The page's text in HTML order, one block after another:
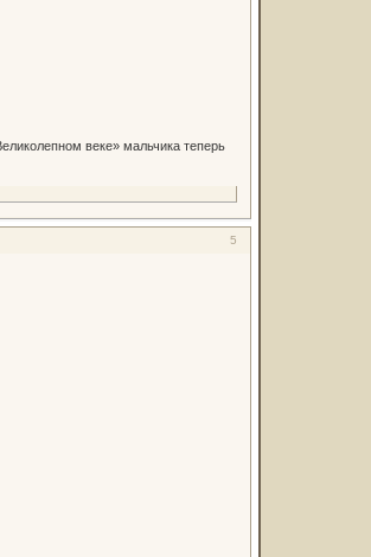
веке» мальчика теперь
5